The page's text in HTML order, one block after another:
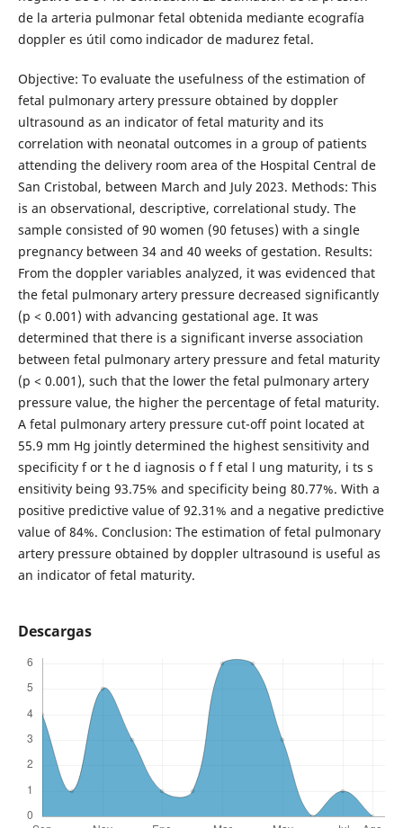
de la arteria pulmonar fetal obtenida mediante ecografía
doppler es útil como indicador de madurez fetal.
Objective: To evaluate the usefulness of the estimation of
fetal pulmonary artery pressure obtained by doppler
ultrasound as an indicator of fetal maturity and its
correlation with neonatal outcomes in a group of patients
attending the delivery room area of the Hospital Central de
San Cristobal, between March and July 2023. Methods: This
is an observational, descriptive, correlational study. The
sample consisted of 90 women (90 fetuses) with a single
pregnancy between 34 and 40 weeks of gestation. Results:
From the doppler variables analyzed, it was evidenced that
the fetal pulmonary artery pressure decreased significantly
(p < 0.001) with advancing gestational age. It was
determined that there is a significant inverse association
between fetal pulmonary artery pressure and fetal maturity
(p < 0.001), such that the lower the fetal pulmonary artery
pressure value, the higher the percentage of fetal maturity.
A fetal pulmonary artery pressure cut-off point located at
55.9 mm Hg jointly determined the highest sensitivity and
specificity f or t he d iagnosis o f f etal l ung maturity, i ts s
ensitivity being 93.75% and specificity being 80.77%. With a
positive predictive value of 92.31% and a negative predictive
value of 84%. Conclusion: The estimation of fetal pulmonary
artery pressure obtained by doppler ultrasound is useful as
an indicator of fetal maturity.
Descargas